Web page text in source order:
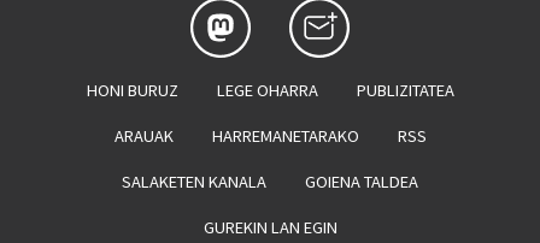
HONI BURUZ LEGE OHARRA PUBLIZITATEA
ARAUAK HARREMANETARAKO RSS
SALAKETEN KANALA GOIENA TALDEA
GUREKIN LAN EGIN